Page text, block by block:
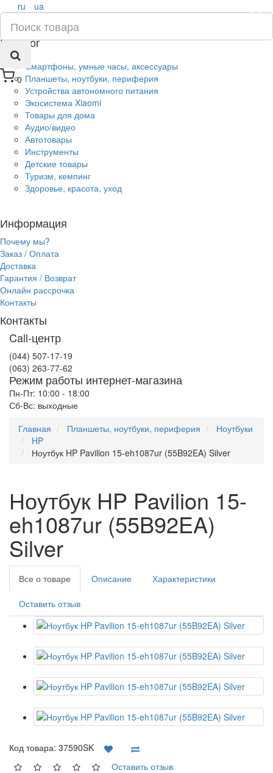
0
×
ru ua
Каталог
Смартфоны, умные часы, аксессуары
Планшеты, ноутбуки, периферия
Устройства автономного питания
Экосистема Xiaomi
Товары для дома
Аудио/видео
Автотовары
Инструменты
Детские товары
Туризм, кемпинг
Здоровье, красота, уход
Информация
Почему мы?
Заказ / Оплата
Доставка
Гарантия / Возврат
Онлайн рассрочка
Контакты
Контакты
Call-центр
(044) 507-17-19
(063) 263-77-62
Режим работы интернет-магазина
Пн-Пт: 10:00 - 18:00
Сб-Вс: выходные
Главная
Планшеты, ноутбуки, периферия
Ноутбуки
HP
Ноутбук HP Pavilion 15-eh1087ur (55B92EA) Silver
Ноутбук HP Pavilion 15-
eh1087ur (55B92EA)
Silver
Все о товаре Описание Характеристики
Оставить отзыв
Код товара: 37590SK
Оставить отзыв